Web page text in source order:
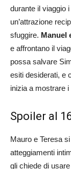
durante il viaggio
un’attrazione
sfuggire. Manuel
e affrontano il
possa salvare
esiti desiderati, e
inizia a mostrare
Spoiler al
Mauro e Teresa
atteggiamenti
gli chiede di